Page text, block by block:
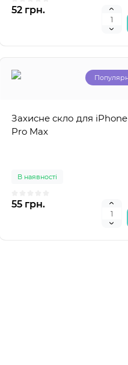
52 грн.
Захисне скло для iPhone
Pro Max
В наявності
55 грн.